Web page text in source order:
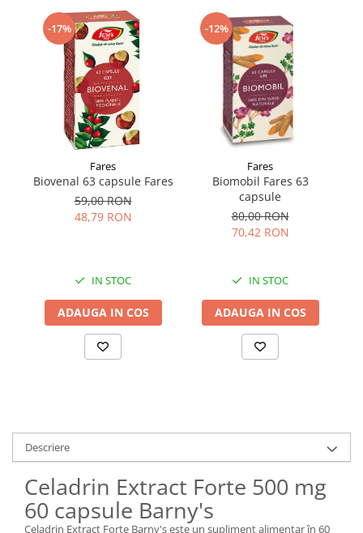
-17%
Fares
Biovenal 63 capsule Fares
59,00 RON
48,79 RON
IN STOC
ADAUGA IN COS
-12%
Fares
Biomobil Fares 63
capsule
80,00 RON
70,42 RON
IN STOC
ADAUGA IN COS
Descriere
Celadrin Extract Forte 500 mg
60 capsule Barny's
Celadrin Extract Forte Barny's este un supliment alimentar în 60